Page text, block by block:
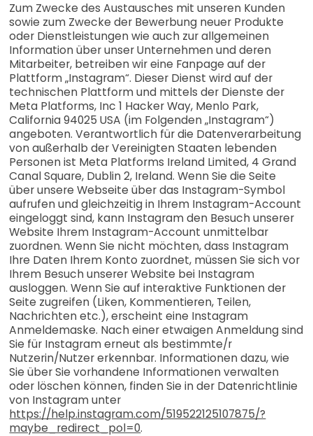
Zum Zwecke des Austausches mit unseren Kunden
sowie zum Zwecke der Bewerbung neuer Produkte
oder Dienstleistungen wie auch zur allgemeinen
Information über unser Unternehmen und deren
Mitarbeiter, betreiben wir eine Fanpage auf der
Plattform „Instagram“. Dieser Dienst wird auf der
technischen Plattform und mittels der Dienste der
Meta Platforms, Inc 1 Hacker Way, Menlo Park,
California 94025 USA (im Folgenden „Instagram“)
angeboten. Verantwortlich für die Datenverarbeitung
von außerhalb der Vereinigten Staaten lebenden
Personen ist Meta Platforms Ireland Limited, 4 Grand
Canal Square, Dublin 2, Ireland. Wenn Sie die Seite
über unsere Webseite über das Instagram-Symbol
aufrufen und gleichzeitig in Ihrem Instagram-Account
eingeloggt sind, kann Instagram den Besuch unserer
Website Ihrem Instagram-Account unmittelbar
zuordnen. Wenn Sie nicht möchten, dass Instagram
Ihre Daten Ihrem Konto zuordnet, müssen Sie sich vor
Ihrem Besuch unserer Website bei Instagram
ausloggen. Wenn Sie auf interaktive Funktionen der
Seite zugreifen (Liken, Kommentieren, Teilen,
Nachrichten etc.), erscheint eine Instagram
Anmeldemaske. Nach einer etwaigen Anmeldung sind
Sie für Instagram erneut als bestimmte/r
Nutzerin/Nutzer erkennbar. Informationen dazu, wie
Sie über Sie vorhandene Informationen verwalten
oder löschen können, finden Sie in der Datenrichtlinie
von Instagram unter
https://help.instagram.com/519522125107875/?
maybe_redirect_pol=0.